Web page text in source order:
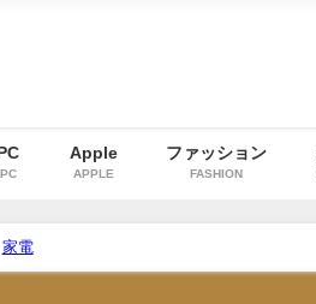
PC
PC
Apple
APPLE
ファッション
FASHION
家電